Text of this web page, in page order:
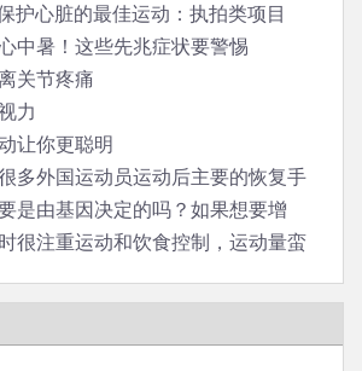
护心脏的最佳运动：执拍类项目
中暑！这些先兆症状要警惕
关节疼痛
力
让你更聪明
多外国运动员运动后主要的恢复手
是什么？
是由基因决定的吗？如果想要增
加吗？
很注重运动和饮食控制，运动量蛮